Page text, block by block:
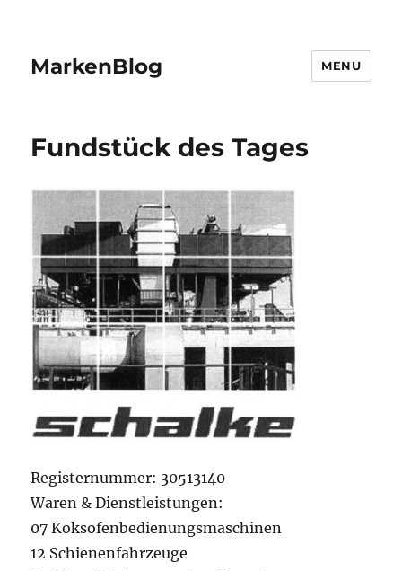
MarkenBlog MENU
Fundstück des Tages
Registernummer: 30513140
Waren & Dienstleistungen:
07 Koksofenbedienungsmaschinen
12 Schienenfahrzeuge